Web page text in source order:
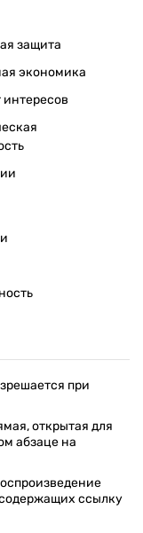
защита
экономика
при
открытая для
абзаце на
ссылку